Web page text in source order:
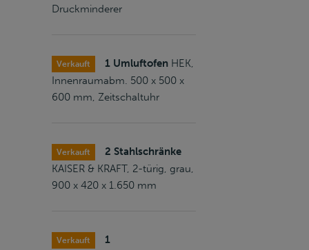
Druckminderer
Verkauft 1 Umluftofen HEK,
Innenraumabm. 500 x 500 x
600 mm, Zeitschaltuhr
Verkauft
2 Stahlschränke
KAISER & KRAFT, 2-türig, grau,
900 x 420 x 1.650 mm
Verkauft
1